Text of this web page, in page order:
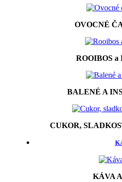
OVOCNÉ
ROOIBOS a
BALENÉ A
CUKOR,
KÁVA